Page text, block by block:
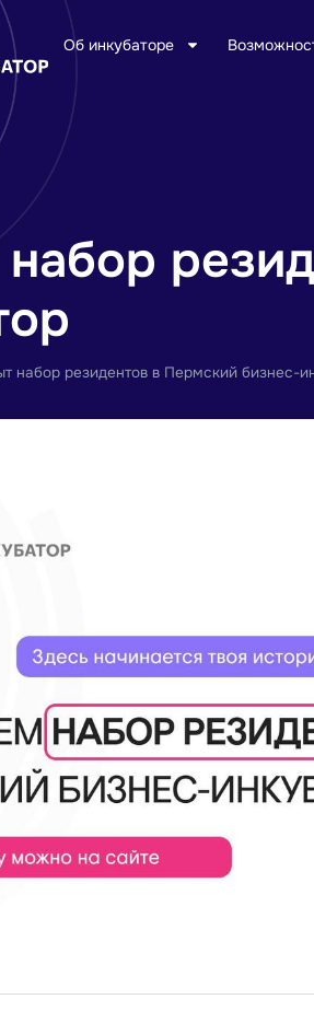
Об инкубаторе
набор резидентов в Пермский бизнес-